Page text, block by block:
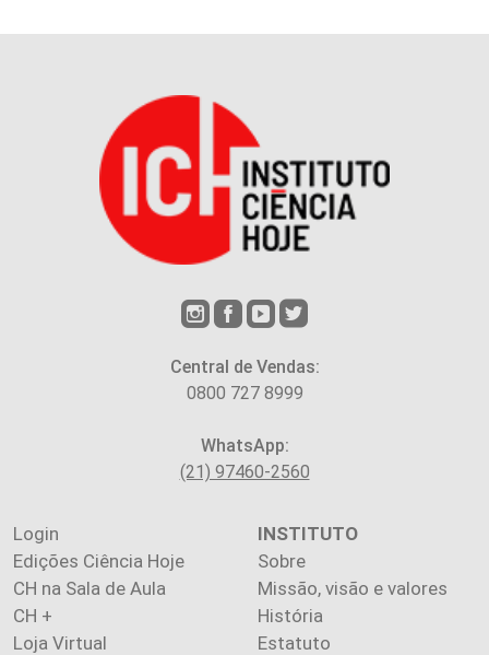
Central de Vendas:
0800 727 8999
WhatsApp:
(21) 97460-2560
Login
Edições Ciência Hoje
CH na Sala de Aula
CH +
Loja Virtual
INSTITUTO
Sobre
Missão, visão e valores
História
Estatuto